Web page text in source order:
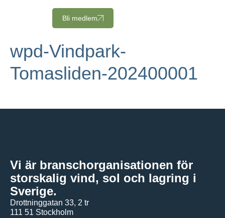
Bli medlem
wpd-Vindpark-
Tomasliden-202400001
Vi är branschorganisationen för
storskalig vind, sol och lagring i
Sverige.
Drottninggatan 33, 2 tr
111 51 Stockholm